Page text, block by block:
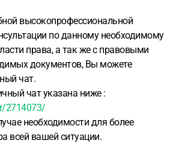
высокопрофессиональной
по данному необходимому
права, а так же с правовыми
документов, Вы можете
чат.
чат указана ниже :
2714073/
необходимости для более
всей вашей ситуации.